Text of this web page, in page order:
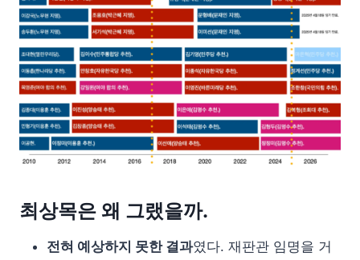
최상목은 왜 그랬을까.
전혀 예상하지 못한 결과였다. 재판관 임명을 거